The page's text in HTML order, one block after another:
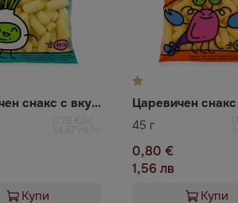
Царевичен снакс с вкус Сметана с билки
17,78 €/кг
34,67 лв/кг
Купи
45 г
0,80 €
1,56 лв
Купи